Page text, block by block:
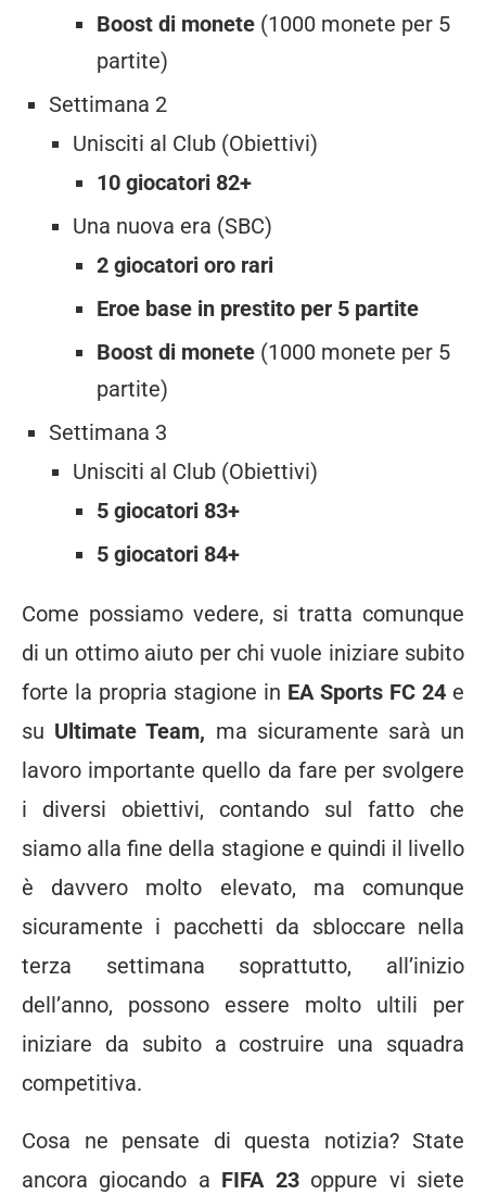
Boost di monete (1000 monete per 5
partite)
Settimana 2
Unisciti al Club (Obiettivi)
10 giocatori 82+
Una nuova era (SBC)
2 giocatori oro rari
Eroe base in prestito per 5 partite
Boost di monete (1000 monete per 5
partite)
Settimana 3
Unisciti al Club (Obiettivi)
5 giocatori 83+
5 giocatori 84+
Come possiamo vedere, si tratta comunque
di un ottimo aiuto per chi vuole iniziare subito
forte la propria stagione in EA Sports FC 24 e
su Ultimate Team, ma sicuramente sarà un
lavoro importante quello da fare per svolgere
i diversi obiettivi, contando sul fatto che
siamo alla fine della stagione e quindi il livello
è davvero molto elevato, ma comunque
sicuramente i pacchetti da sbloccare nella
terza settimana soprattutto, all’inizio
dell’anno, possono essere molto ultili per
iniziare da subito a costruire una squadra
competitiva.
Cosa ne pensate di questa notizia? State
ancora giocando a FIFA 23 oppure vi siete